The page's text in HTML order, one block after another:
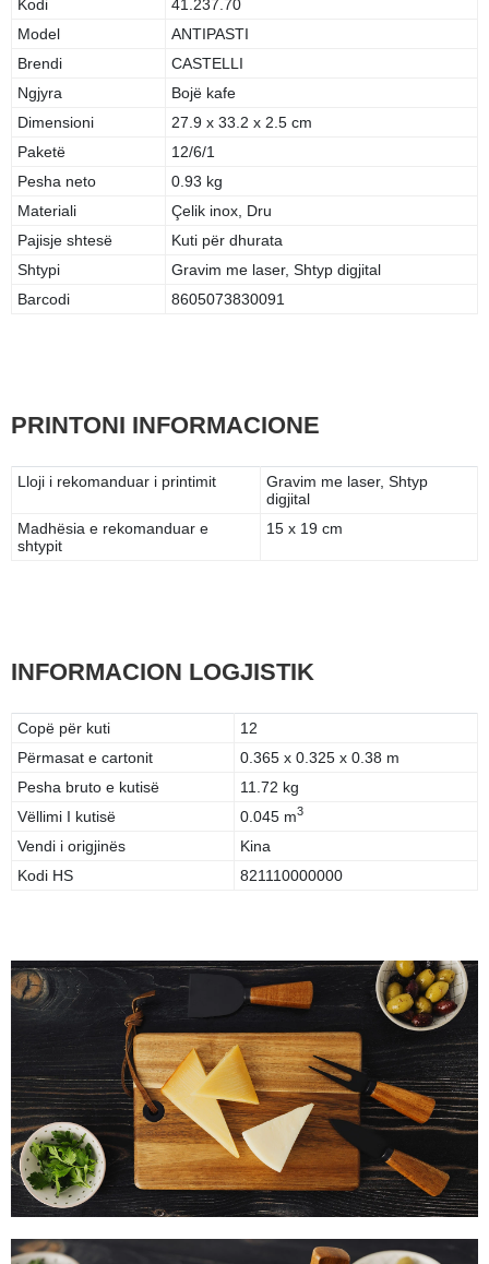
Kodi
41.237.70
Model
ANTIPASTI
Brendi
CASTELLI
Ngjyra
Bojë kafe
Dimensioni
27.9 x 33.2 x 2.5 cm
Paketë
12/6/1
Pesha neto
0.93 kg
Materiali
Çelik inox, Dru
Pajisje shtesë
Kuti për dhurata
Shtypi
Gravim me laser, Shtyp digjital
Barcodi
8605073830091
PRINTONI INFORMACIONE
Lloji i rekomanduar i printimit
Gravim me laser, Shtyp
digjital
Madhësia e rekomanduar e
shtypit
15 x 19 cm
INFORMACION LOGJISTIK
Copë për kuti
12
Përmasat e cartonit
0.365 x 0.325 x 0.38 m
Pesha bruto e kutisë
11.72 kg
Vëllimi I kutisë
0.045 m3
Vendi i origjinës
Kina
Kodi HS
821110000000